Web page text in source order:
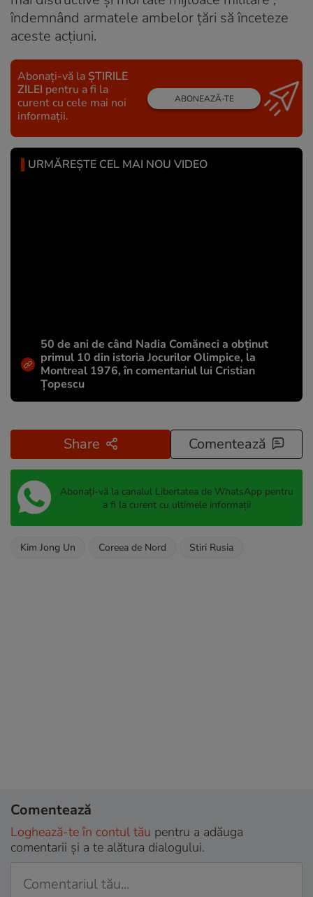
îndemnând armatele ambelor țări să înceteze
aceste acțiuni.
Abonați-vă la ȘTIRILE
ZILEI pentru a fi la
curent cu cele mai noi
informații.
ABONEAZĂ-TE
URMĂREȘTE CEL MAI NOU VIDEO
50 de ani de când Nadia Comăneci a obţinut
primul 10 din istoria Jocurilor Olimpice, la
Montreal 1976, în comentariul lui Cristian
Țopescu
Share Comentează
Abonați-vă la canalul Libertatea de WhatsApp pentru
a fi la curent cu ultimele informații
Kim Jong Un Coreea de Nord Stiri Rusia
Comentează
Loghează-te în contul tău pentru a adăuga
comentarii și a te alătura dialogului.